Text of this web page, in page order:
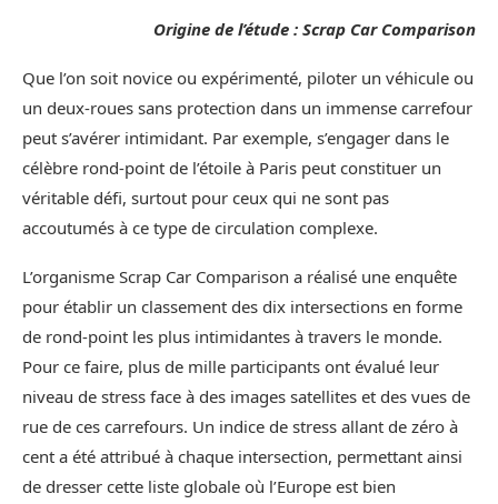
Origine de l’étude : Scrap Car Comparison
Que l’on soit novice ou expérimenté, piloter un véhicule ou
un deux-roues sans protection dans un immense carrefour
peut s’avérer intimidant. Par exemple, s’engager dans le
célèbre rond-point de l’étoile à Paris peut constituer un
véritable défi, surtout pour ceux qui ne sont pas
accoutumés à ce type de circulation complexe.
L’organisme Scrap Car Comparison a réalisé une enquête
pour établir un classement des dix intersections en forme
de rond-point les plus intimidantes à travers le monde.
Pour ce faire, plus de mille participants ont évalué leur
niveau de stress face à des images satellites et des vues de
rue de ces carrefours. Un indice de stress allant de zéro à
cent a été attribué à chaque intersection, permettant ainsi
de dresser cette liste globale où l’Europe est bien